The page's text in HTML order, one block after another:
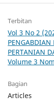
Terbitan
Vol 3 No 2
PENGABDIAN
PERTANIAN
Volume 3
Bagian
Articles